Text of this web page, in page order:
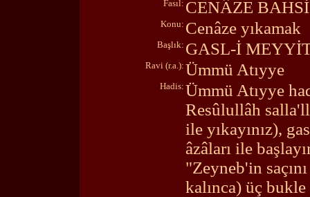
Fasıl: CENÂZE BAHSİ
Konu: Cenâze yıkamak
Başlık: GASL-İ
Ravi (r.a.): Ümmü Atıyye
Hadis: Ümmü Atıyye
Resûlullâh
ile yıkayınız),
âzâları ile
"Zeyneb'in
kalınca) üç bukle